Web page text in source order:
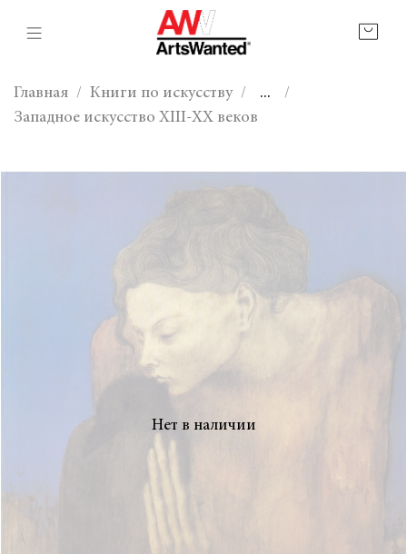
Главная Книги по искусству
...
Западное искусство XIII-XX веков
Нет в наличии